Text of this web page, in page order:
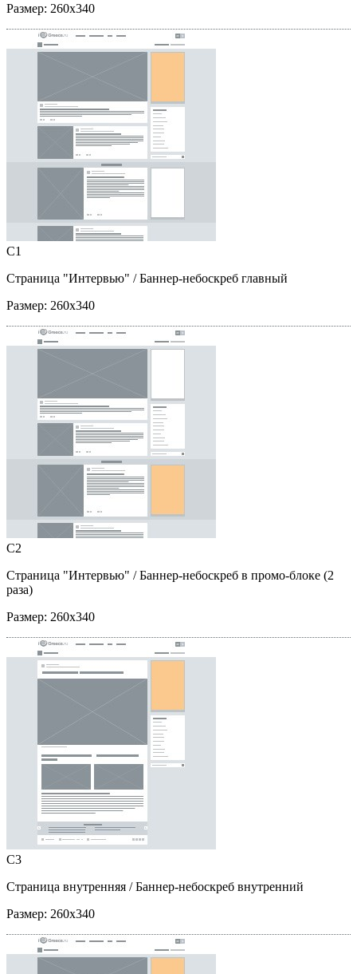
Размер: 260x340
C1
Страница "Интервью" / Баннер-небоскреб главный
Размер: 260x340
C2
Страница "Интервью" / Баннер-небоскреб в промо-блоке (2
раза)
Размер: 260x340
C3
Страница внутренняя / Баннер-небоскреб внутренний
Размер: 260x340